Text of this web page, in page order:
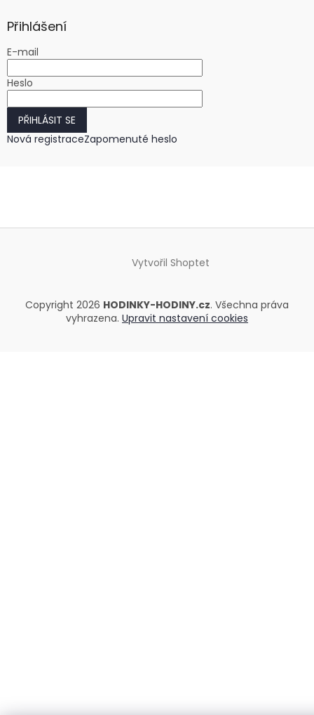
Přihlášení
E-mail
Heslo
PŘIHLÁSIT SE
Nová registraceZapomenuté heslo
Vytvořil Shoptet
Copyright 2026 HODINKY-HODINY.cz. Všechna práva
vyhrazena. Upravit nastavení cookies